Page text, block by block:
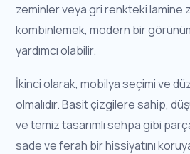
zeminler veya gri renkteki lamine
kombinlemek, modern bir
yardımcı olabilir.
İkinci olarak, mobilya seçimi ve
olmalıdır. Basit çizgilere sahip,
ve temiz tasarımlı sehpa gibi
sade ve ferah bir hissiyatını